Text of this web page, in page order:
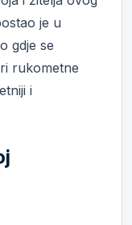
je u
gdje se
rukometne
i